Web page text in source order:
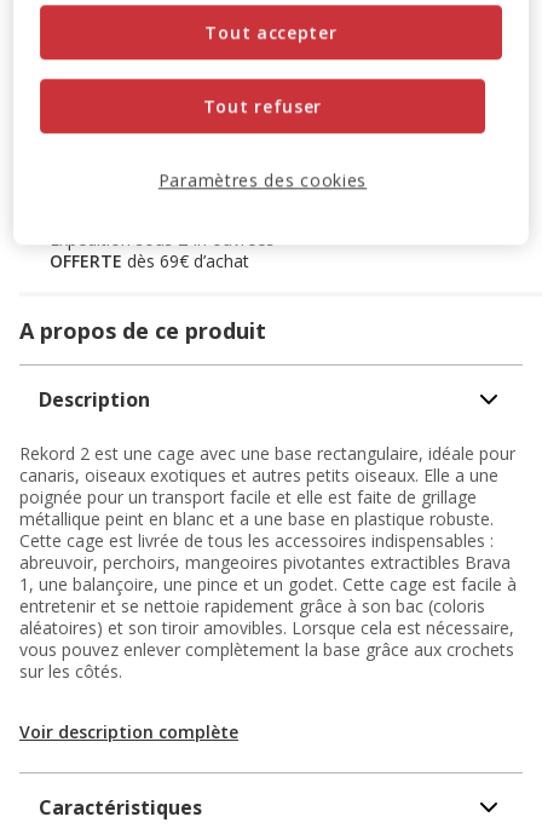
Options de livraison
Retrait en magasin
Voir la disponibilité en magasin
Retrait dans 2hOFFERT
Livraison à domicile
Expédition sous 24h ouvrées
OFFERTE dès 69€ d’achat
A propos de ce produit
Description
Rekord 2 est une cage avec une base rectangulaire, idéale pour
canaris, oiseaux exotiques et autres petits oiseaux. Elle a une
poignée pour un transport facile et elle est faite de grillage
métallique peint en blanc et a une base en plastique robuste.
Cette cage est livrée de tous les accessoires indispensables :
abreuvoir, perchoirs, mangeoires pivotantes extractibles Brava
1, une balançoire, une pince et un godet. Cette cage est facile à
entretenir et se nettoie rapidement grâce à son bac (coloris
aléatoires) et son tiroir amovibles. Lorsque cela est nécessaire,
vous pouvez enlever complètement la base grâce aux crochets
sur les côtés.
Voir description complète
Caractéristiques
Tout refuser
Tout accepter
Paramètres des cookies